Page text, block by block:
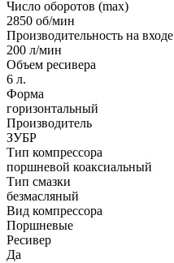
Число оборотов (max)
2850 об/мин
Производительность на входе
200 л/мин
Объем ресивера
6 л.
Форма
горизонтальный
Производитель
ЗУБР
Тип компрессора
поршневой коаксиальный
Тип смазки
безмасляный
Вид компрессора
Поршневые
Ресивер
Да